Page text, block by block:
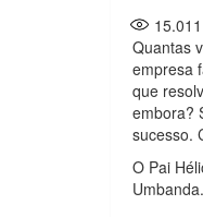
15.011
Quantas
empresa
que
embora?
sucesso.
O Pai